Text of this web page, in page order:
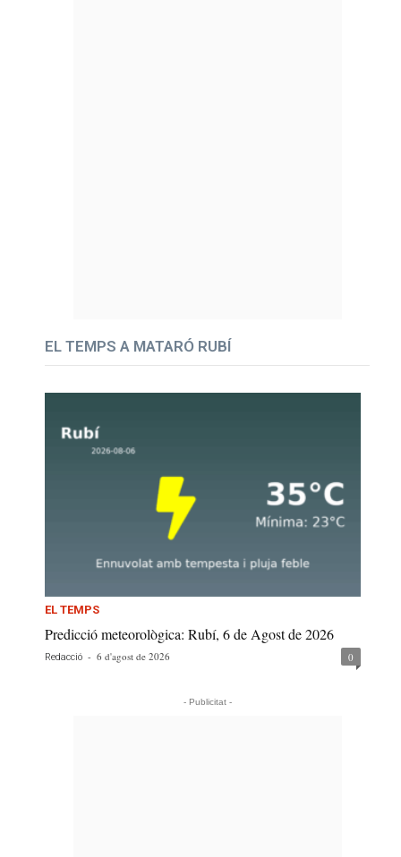
EL TEMPS A MATARÓ RUBÍ
EL TEMPS
Predicció meteorològica: Rubí, 6 de Agost de 2026
Redacció - 6 d'agost de 2026 0
- Publicitat -